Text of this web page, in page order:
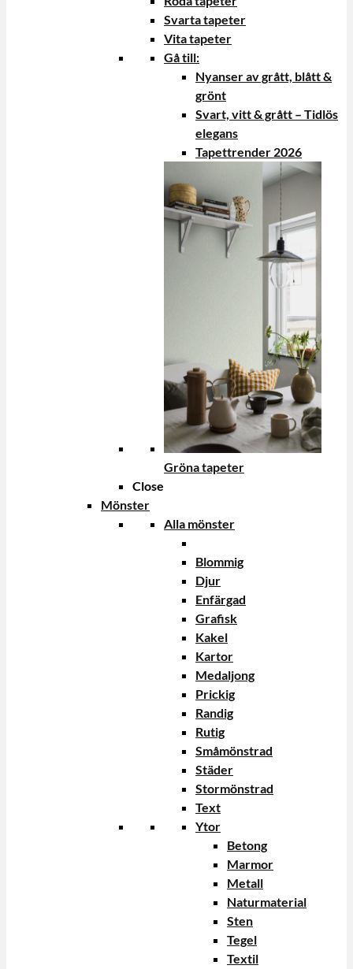
Svarta tapeter
Vita tapeter
Gå till:
Nyanser av grått, blått &
grönt
Svart, vitt & grått – Tidlös
elegans
Tapettrender 2026
Gröna tapeter
Close
Mönster
Alla mönster
Blommig
Djur
Enfärgad
Grafisk
Kakel
Kartor
Medaljong
Prickig
Randig
Rutig
Småmönstrad
Städer
Stormönstrad
Text
Ytor
Betong
Marmor
Metall
Naturmaterial
Sten
Tegel
Textil